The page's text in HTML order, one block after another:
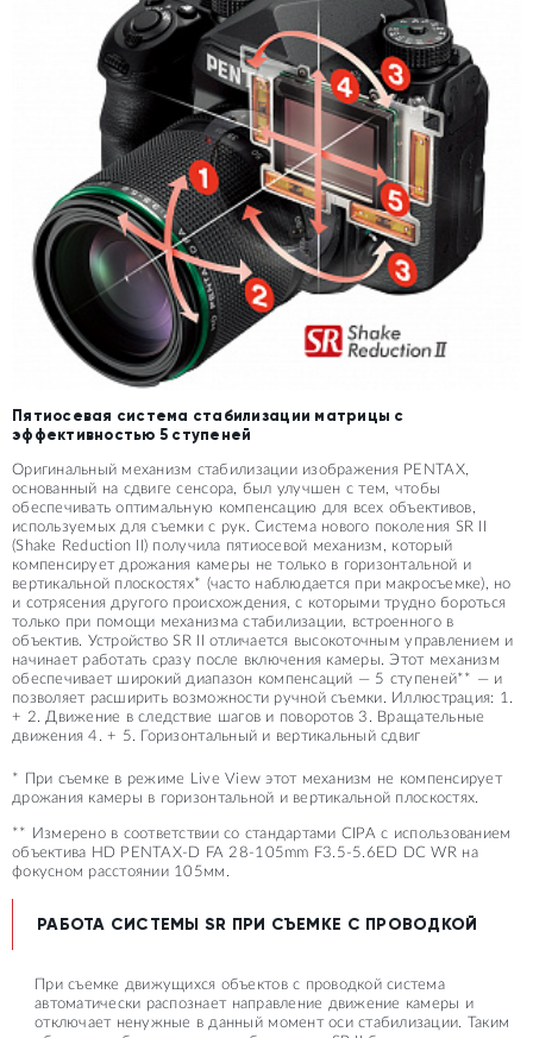
Пятиосевая система стабилизации матрицы с
эффективностью 5 ступеней
Оригинальный механизм стабилизации изображения PENTAX,
основанный на сдвиге сенсора, был улучшен с тем, чтобы
обеспечивать оптимальную компенсацию для всех объективов,
используемых для съемки с рук. Система нового поколения SR II
(Shake Reduction II) получила пятиосевой механизм, который
компенсирует дрожания камеры не только в горизонтальной и
вертикальной плоскостях* (часто наблюдается при макросъемке), но
и сотрясения другого происхождения, с которыми трудно бороться
только при помощи механизма стабилизации, встроенного в
объектив. Устройство SR II отличается высокоточным управлением и
начинает работать сразу после включения камеры. Этот механизм
обеспечивает широкий диапазон компенсаций — 5 ступеней** — и
позволяет расширить возможности ручной съемки. Иллюстрация: 1.
+ 2. Движение в следствие шагов и поворотов 3. Вращательные
движения 4. + 5. Горизонтальный и вертикальный сдвиг
* При съемке в режиме Live View этот механизм не компенсирует
дрожания камеры в горизонтальной и вертикальной плоскостях.
** Измерено в соответствии со стандартами CIPA с использованием
объектива HD PENTAX-D FA 28-105mm F3.5-5.6ED DC WR на
фокусном расстоянии 105мм.
РАБОТА СИСТЕМЫ SR ПРИ СЪЕМКЕ С ПРОВОДКОЙ
При съемке движущихся объектов с проводкой система
автоматически распознает направление движение камеры и
отключает ненужные в данный момент оси стабилизации. Таким